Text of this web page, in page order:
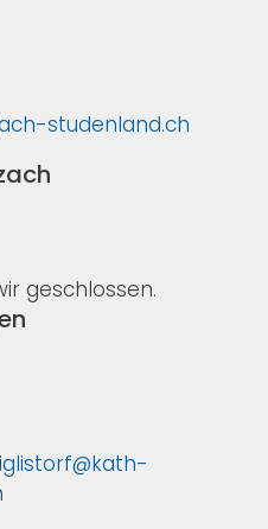
studenland.ch
geschlossen.